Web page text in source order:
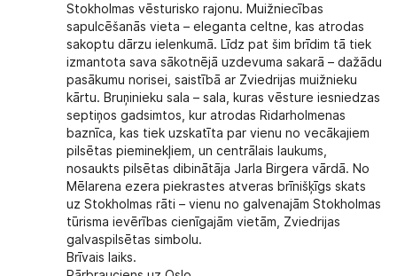
Stokholmas vēsturisko rajonu. Muižniecības
sapulcēšanās vieta – eleganta celtne, kas atrodas
sakoptu dārzu ielenkumā. Līdz pat šim brīdim tā tiek
izmantota sava sākotnējā uzdevuma sakarā – dažādu
pasākumu norisei, saistībā ar Zviedrijas muižnieku
kārtu. Bruņinieku sala – sala, kuras vēsture iesniedzas
septiņos gadsimtos, kur atrodas Ridarholmenas
baznīca, kas tiek uzskatīta par vienu no vecākajiem
pilsētas pieminekļiem, un centrālais laukums,
nosaukts pilsētas dibinātāja Jarla Birgera vārdā. No
Mēlarena ezera piekrastes atveras brīnišķīgs skats
uz Stokholmas rāti – vienu no galvenajām Stokholmas
tūrisma ievērības cienīgajām vietām, Zviedrijas
galvaspilsētas simbolu.
Brīvais laiks.